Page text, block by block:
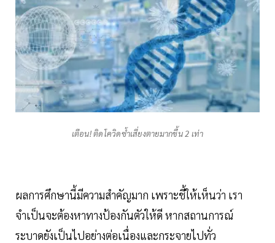
เตือน! ติดโควิดซ้ำเสี่ยงตายมากขึ้น 2 เท่า
ผลการศึกษานี้มีความสำคัญมาก เพราะชี้ให้เห็นว่า เรา
จำเป็นจะต้องหาทางป้องกันตัวให้ดี หากสถานการณ์
ระบาดยังเป็นไปอย่างต่อเนื่องและกระจายไปทั่ว